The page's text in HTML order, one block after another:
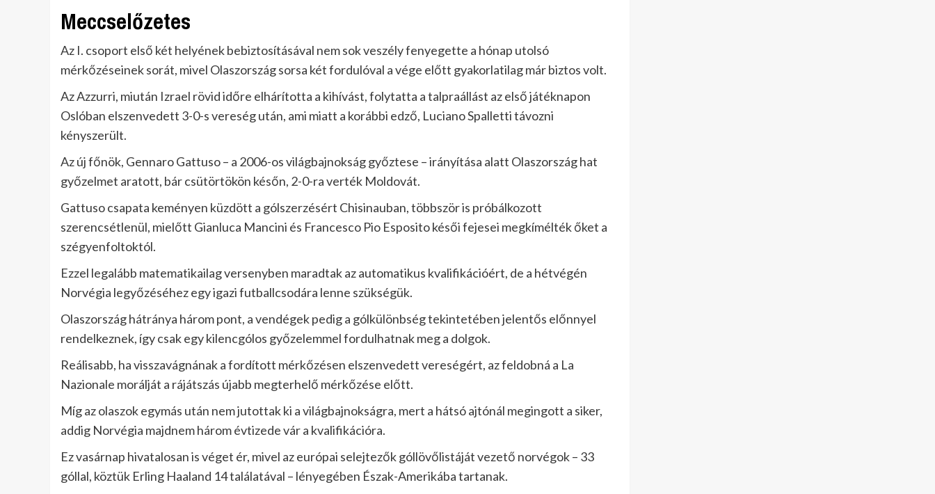
Meccselőzetes
Az I. csoport első két helyének bebiztosításával nem sok veszély fenyegette a hónap utolsó
mérkőzéseinek sorát, mivel Olaszország sorsa két fordulóval a vége előtt gyakorlatilag már biztos volt.
Az Azzurri, miután Izrael rövid időre elhárította a kihívást, folytatta a talpraállást az első játéknapon
Oslóban elszenvedett 3-0-s vereség után, ami miatt a korábbi edző, Luciano Spalletti távozni
kényszerült.
Az új főnök, Gennaro Gattuso – a 2006-os világbajnokság győztese – irányítása alatt Olaszország hat
győzelmet aratott, bár csütörtökön későn, 2-0-ra verték Moldovát.
Gattuso csapata keményen küzdött a gólszerzésért Chisinauban, többször is próbálkozott
szerencsétlenül, mielőtt Gianluca Mancini és Francesco Pio Esposito késői fejesei megkímélték őket a
szégyenfoltoktól.
Ezzel legalább matematikailag versenyben maradtak az automatikus kvalifikációért, de a hétvégén
Norvégia legyőzéséhez egy igazi futballcsodára lenne szükségük.
Olaszország hátránya három pont, a vendégek pedig a gólkülönbség tekintetében jelentős előnnyel
rendelkeznek, így csak egy kilencgólos győzelemmel fordulhatnak meg a dolgok.
Reálisabb, ha visszavágnának a fordított mérkőzésen elszenvedett vereségért, az feldobná a La
Nazionale morálját a rájátszás újabb megterhelő mérkőzése előtt.
Míg az olaszok egymás után nem jutottak ki a világbajnokságra, mert a hátsó ajtónál megingott a siker,
addig Norvégia majdnem három évtizede vár a kvalifikációra.
Ez vasárnap hivatalosan is véget ér, mivel az európai selejtezők góllövőlistáját vezető norvégok – 33
góllal, köztük Erling Haaland 14 találatával – lényegében Észak-Amerikába tartanak.